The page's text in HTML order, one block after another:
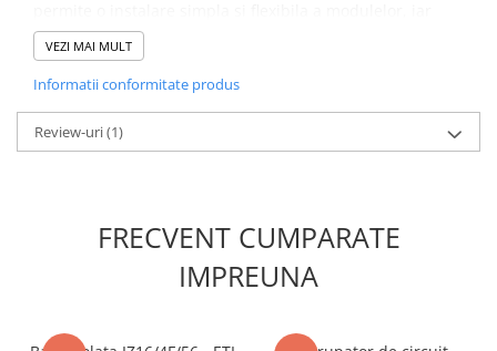
capacul transparent permite inspectarea rapida a
componentelor fara a deschide cutia.
Specificatii tablou electric,
ETI 001101012:
Tip montaj:Incastrat / Ingropat
Tensiunea nominala (V):400
VEZI MAI MULT
Informatii conformitate produs
Review-uri(1)
FRECVENT CUMPARATE
IMPREUNA